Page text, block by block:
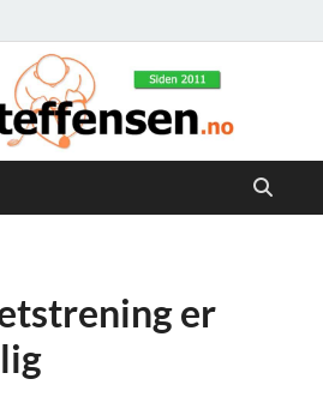
er